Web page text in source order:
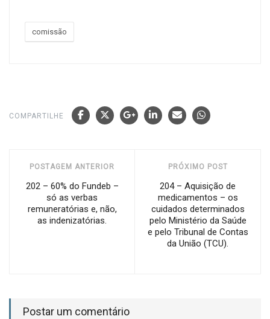
comissão
COMPARTILHE
POSTAGEM ANTERIOR
202 – 60% do Fundeb –
só as verbas
remuneratórias e, não,
as indenizatórias.
PRÓXIMO POST
204 – Aquisição de
medicamentos – os
cuidados determinados
pelo Ministério da Saúde
e pelo Tribunal de Contas
da União (TCU).
Postar um comentário